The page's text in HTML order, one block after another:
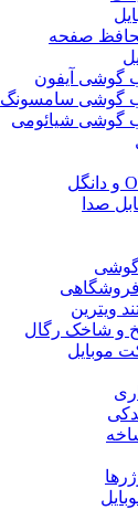
صفحه
گوشی آیفون
گوشی سامسونگ
گوشی شیائومی
گوشی
ویترین
و شاخک رگال
موبایل